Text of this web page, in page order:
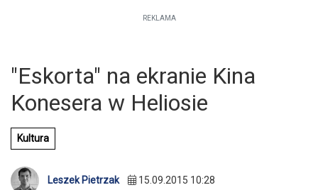
REKLAMA
"Eskorta" na ekranie Kina
Konesera w Heliosie
Kultura
Leszek Pietrzak 15.09.2015 10:28